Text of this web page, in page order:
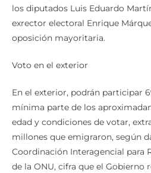
los diputados Luis Eduardo
exrector electoral Enrique
oposición mayoritaria.
Voto en el exterior
En el exterior, podrán participar
mínima parte de los
edad y condiciones de votar,
millones que emigraron, según
Coordinación Interagencial para
de la ONU, cifra que el Gobierno